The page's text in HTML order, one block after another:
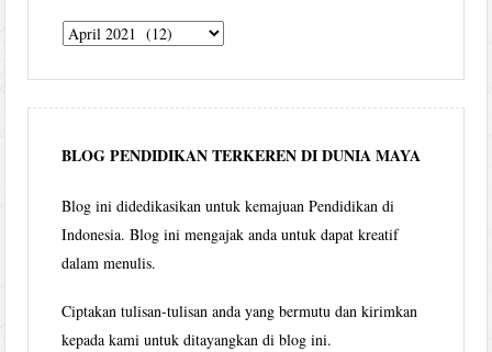
Tulisan
per
bulan
BLOG PENDIDIKAN TERKEREN DI DUNIA MAYA
Blog ini didedikasikan untuk kemajuan Pendidikan di
Indonesia. Blog ini mengajak anda untuk dapat kreatif
dalam menulis.
Ciptakan tulisan-tulisan anda yang bermutu dan kirimkan
kepada kami untuk ditayangkan di blog ini.